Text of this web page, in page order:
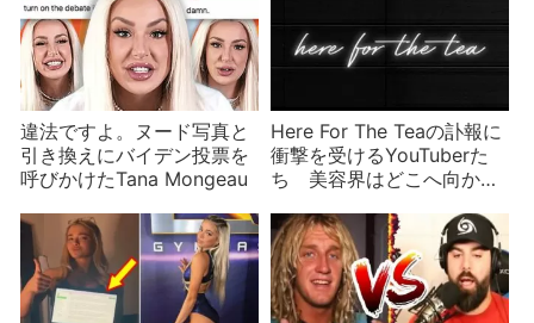
違法ですよ。ヌード写真と
引き換えにバイデン投票を
呼びかけたTana Mongeau
Here For The Teaの訃報に
衝撃を受けるYouTuberた
ち 美容界はどこへ向かう